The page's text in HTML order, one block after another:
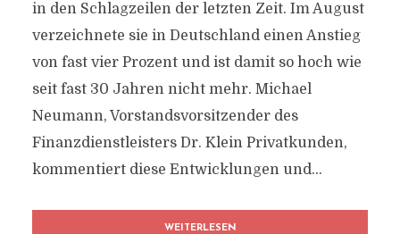
in den Schlagzeilen der letzten Zeit. Im August
verzeichnete sie in Deutschland einen Anstieg
von fast vier Prozent und ist damit so hoch wie
seit fast 30 Jahren nicht mehr. Michael
Neumann, Vorstandsvorsitzender des
Finanzdienstleisters Dr. Klein Privatkunden,
kommentiert diese Entwicklungen und...
WEITERLESEN